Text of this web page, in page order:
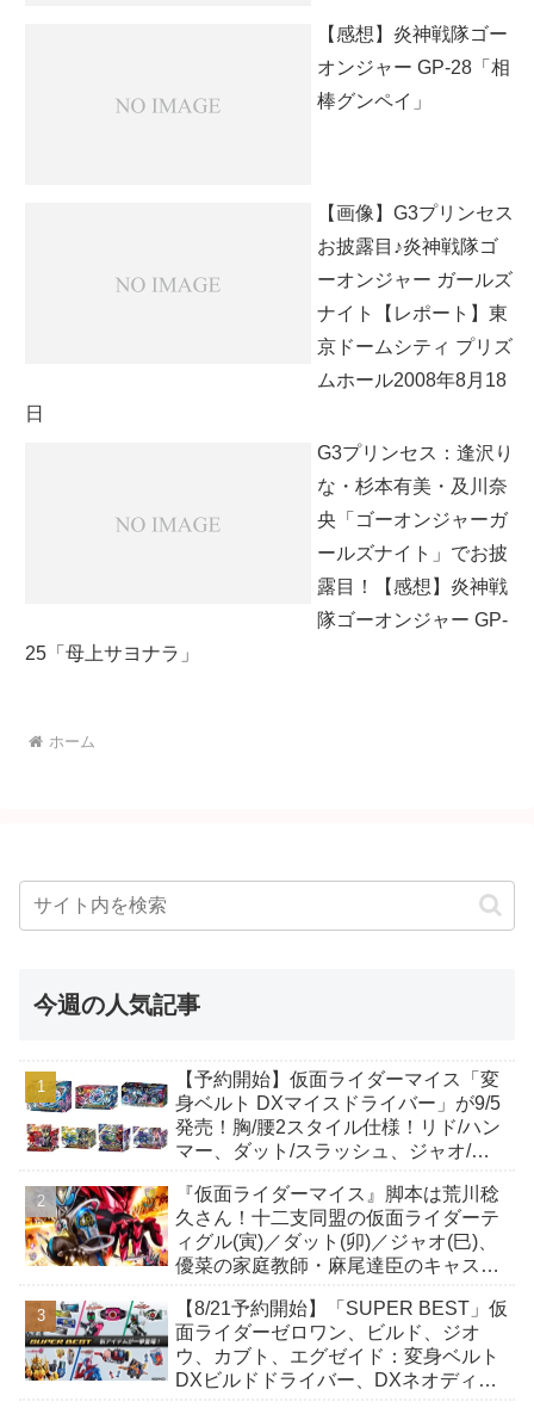
【感想】炎神戦隊ゴー
オンジャー GP-28「相
棒グンペイ」
【画像】G3プリンセス
お披露目♪炎神戦隊ゴ
ーオンジャー ガールズ
ナイト【レポート】東
京ドームシティ プリズ
ムホール2008年8月18
日
G3プリンセス：逢沢り
な・杉本有美・及川奈
央「ゴーオンジャーガ
ールズナイト」でお披
露目！【感想】炎神戦
隊ゴーオンジャー GP-
25「母上サヨナラ」
ホーム
今週の人気記事
【予約開始】仮面ライダーマイス「変
身ベルト DXマイスドライバー」が9/5
発売！胸/腰2スタイル仕様！リド/ハン
マー、ダット/スラッシュ、ジャオ/バ
も！
『仮面ライダーマイス』脚本は荒川稔
久さん！十二支同盟の仮面ライダーテ
ィグル(寅)／ダット(卯)／ジャオ(巳)、
優菜の家庭教師・麻尾達臣のキャスト
んも変身！
【8/21予約開始】「SUPER BEST」仮
面ライダーゼロワン、ビルド、ジオ
ウ、カブト、エグゼイド：変身ベルト
DXビルドドライバー、DXネオディケ